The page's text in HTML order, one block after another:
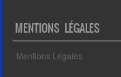
MENTIONS LÉGALES
Mentions Légales